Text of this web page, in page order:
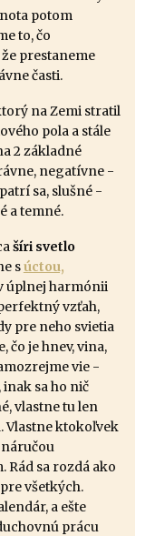
potom
to, čo
prestaneme
časti.
na Zemi stratil
pola a stále
2 základné
negatívne -
sa, slušné -
a temné.
šíri svetlo
súctou,
úplnej harmónii
vzťah,
pre neho svietia
čo je hnev, vina,
vie -
sa ho nič
vlastne tu len
Vlastne ktokoľvek
Rád sa rozdá ako
všetkých.
a ešte
prácu